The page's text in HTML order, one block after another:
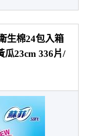
生棉24包入箱
瓜23cm 336片/